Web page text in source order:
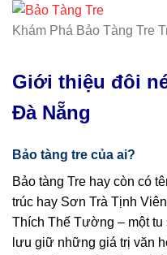
Khám Phá Bảo Tàng Tre
Giới thiệu đôi
Đà Nẵng
Bảo tàng tre của ai?
Bảo tàng Tre hay còn có
trúc hay Sơn Trà Tịnh
Thích Thế Tường – một
lưu giữ những giá trị văn